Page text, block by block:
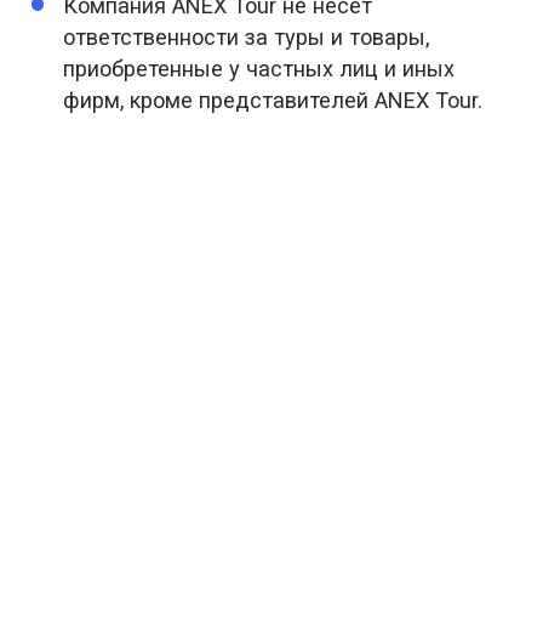
Компания ANEX Tour не несет
ответственности за туры и товары,
приобретенные у частных лиц и иных
фирм, кроме представителей ANEX Tour.